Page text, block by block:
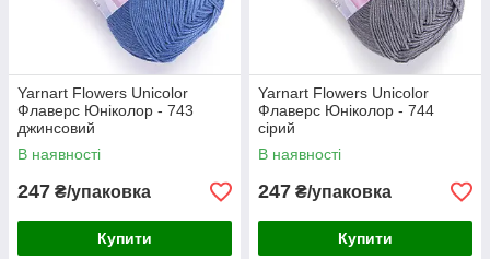
Yarnart Flowers Unicolor
Флаверс Юніколор - 743
джинсовий
В наявності
247 ₴/упаковка
Купити
Yarnart Flowers Unicolor
Флаверс Юніколор - 744
сірий
В наявності
247 ₴/упаковка
Купити